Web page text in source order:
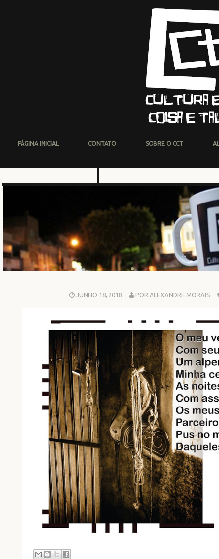
PÁGINA INICIAL CONTATO SOBRE O CCT
JUNHO 18, 2018 POR ALEXANDRE MORAIS